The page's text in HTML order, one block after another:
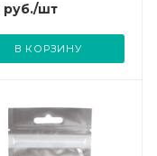
руб./шт
В КОРЗИНУ